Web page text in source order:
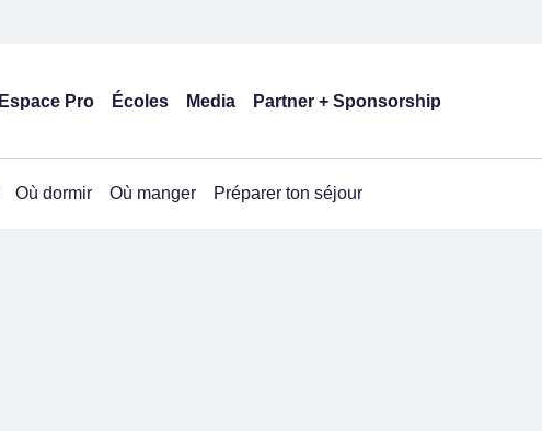
Espace Pro Écoles Media Partner + Sponsorship
Où dormir Où manger Préparer ton séjour